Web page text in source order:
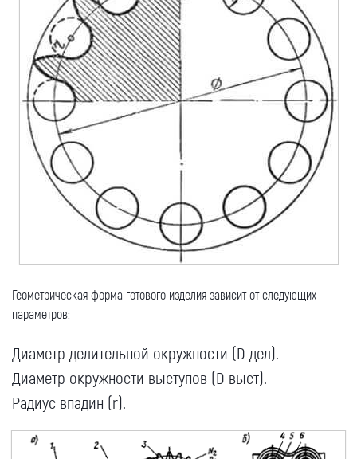
Геометрическая форма готового изделия зависит от следующих
параметров:
Диаметр делительной окружности (D дел).
Диаметр окружности выступов (D выст).
Радиус впадин (r).